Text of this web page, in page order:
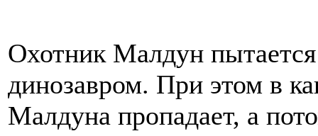
Охотник Малдун пытается
динозавром. При этом в
Малдуна пропадает, а